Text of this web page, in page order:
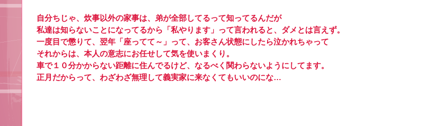
自分ちじゃ、炊事以外の家事は、弟が全部してるって知ってるんだが
私達は知らないことになってるから「私やります」って言われると、ダメとは言えず。
一度目で懲りて、翌年「座ってて～」って、お客さん状態にしたら泣かれちゃって
それからは、本人の意志にお任せして気を使いまくり。
車で１０分かからない距離に住んでるけど、なるべく関わらないようにしてます。
正月だからって、わざわざ無理して義実家に来なくてもいいのにな…